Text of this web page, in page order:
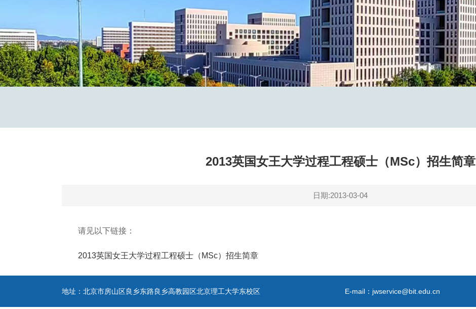
2013英国女王大学过程工程硕士（MSc）招生简章
日期:2013-03-04
请见以下链接：
2013英国女王大学过程工程硕士（MSc）招生简章
地址：北京市房山区良乡东路良乡高教园区北京理工大学东校区 E-mail：jwservice@bit.edu.cn